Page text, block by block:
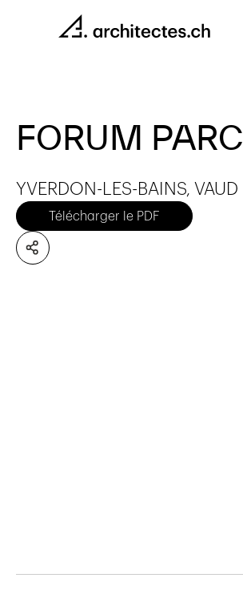
FORUM PARC
YVERDON-LES-BAINS, VAUD
Télécharger le PDF